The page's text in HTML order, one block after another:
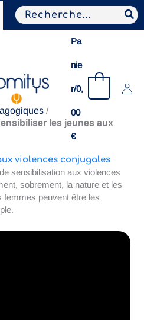
Search
for:
Pa
nie
r/0,
00
€
/
les jeunes aux
violences conjugales
sensibilisation aux violences
sobrement, la nature et les
femmes peuvent être les